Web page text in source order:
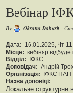
Вебінар
By Oksana Dobush -
Дата: 16.01.2025, Чт
Місце: вебінар
Відділ:
ІФКС
Доповідач: Андрій
Організація:
ІФКС НАН
Назва доповіді:
Локальне структурне